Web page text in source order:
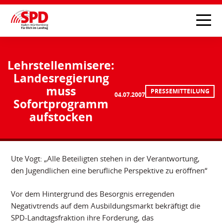
Lehrstellenmisere:
Landesregierung
muss
Sofortprogramm
aufstocken
04.07.2007 PRESSEMITTEILUNG
Ute Vogt: „Alle Beteiligten stehen in der Verantwortung,
den Jugendlichen eine berufliche Perspektive zu eröffnen“
Vor dem Hintergrund des Besorgnis erregenden
Negativtrends auf dem Ausbildungsmarkt bekräftigt die
SPD-Landtagsfraktion ihre Forderung, das